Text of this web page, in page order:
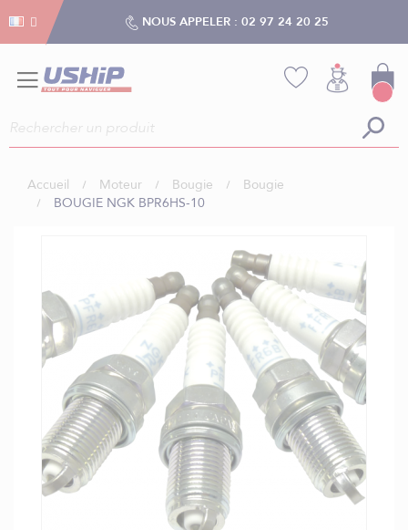
NOUS APPELER : 02 97 24 20 25
Accueil Moteur Bougie
Bougie
BOUGIE NGK BPR6HS-10
end
of
the
images
gallery
Gestion des cookies
Gestion des cookies